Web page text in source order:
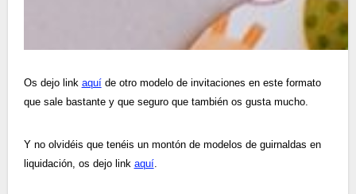
Os dejo link aquíde otro modelo de invitaciones en este formato
que sale bastante y que seguro que también os gusta mucho.
Y no olvidéis que tenéis un montón de modelos de guirnaldas en
liquidación, os dejo link aquí.